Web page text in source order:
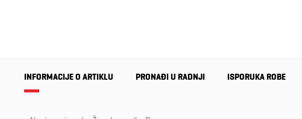
INFORMACIJE O ARTIKLU PRONAĐI U RADNJI ISPORUKA ROBE